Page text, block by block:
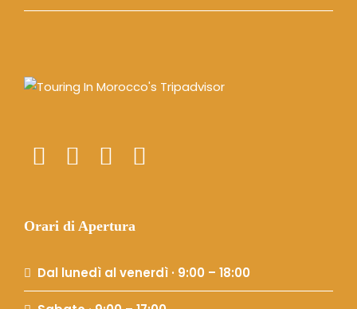
Orari di Apertura
Dal lunedì al venerdì · 9:00 – 18:00